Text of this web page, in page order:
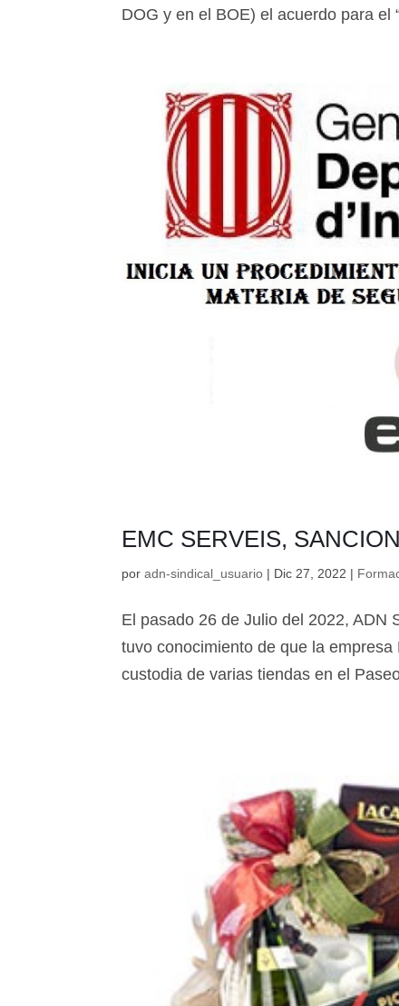
DOG y en el BOE) el acuerdo para el
EMC SERVEIS,
poradn-sindical_usuario | Dic 27, 2022 |
El pasado 26 de Julio del 2022, ADN
tuvo conocimiento de que la
custodia de varias tiendas en el